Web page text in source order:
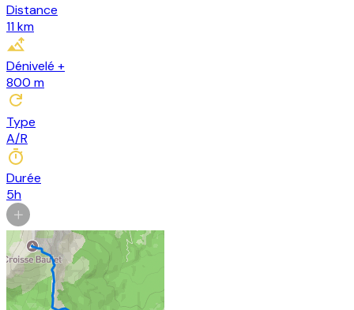
Distance
11 km
Dénivelé +
800 m
Type
A/R
Durée
5h